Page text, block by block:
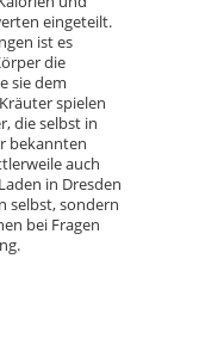
eingeteilt.
ist es
die
sie dem
spielen
die selbst in
bekannten
auch
in Dresden
selbst, sondern
bei Fragen